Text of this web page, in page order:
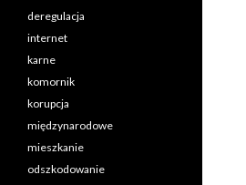
deregulacja
internet
karne
komornik
korupcja
międzynarodowe
mieszkanie
odszkodowanie